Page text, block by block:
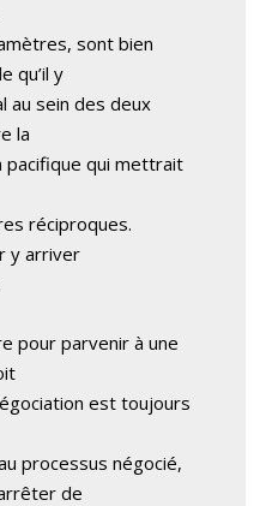
sont bien
qu’il y
au sein des deux
la
pacifique qui mettrait
réciproques.
y arriver
pour parvenir à une
est toujours
processus négocié,
de